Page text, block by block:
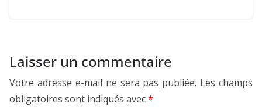
Laisser un commentaire
Votre adresse e-mail ne sera pas publiée. Les champs
obligatoires sont indiqués avec*